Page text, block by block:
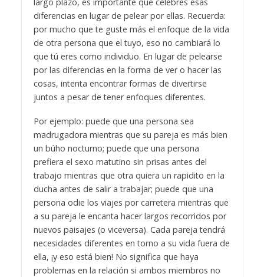
diferencias en lugar de pelear por ellas. Recuerda:
por mucho que te guste más el enfoque de la vida
de otra persona que el tuyo, eso no cambiará lo
que tú eres como individuo. En lugar de pelearse
por las diferencias en la forma de ver o hacer las
cosas, intenta encontrar formas de divertirse
juntos a pesar de tener enfoques diferentes.
Por ejemplo: puede que una persona sea
madrugadora mientras que su pareja es más bien
un búho nocturno; puede que una persona
prefiera el sexo matutino sin prisas antes del
trabajo mientras que otra quiera un rapidito en la
ducha antes de salir a trabajar; puede que una
persona odie los viajes por carretera mientras que
a su pareja le encanta hacer largos recorridos por
nuevos paisajes (o viceversa). Cada pareja tendrá
necesidades diferentes en torno a su vida fuera de
ella, ¡y eso está bien! No significa que haya
problemas en la relación si ambos miembros no